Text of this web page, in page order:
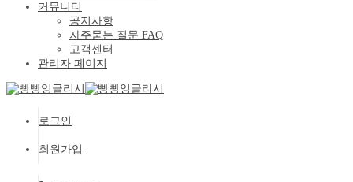
커뮤니티
공지사항
자주묻는 질문 FAQ
고객센터
관리자 페이지
로그인
회원가입